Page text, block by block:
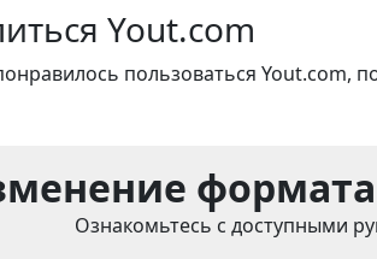
Yout.com
пользоваться Yout.com,
Ознакомьтесь с доступными